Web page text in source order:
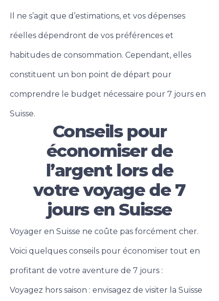
Il ne s’agit que d’estimations, et vos dépenses
réelles dépendront de vos préférences et
habitudes de consommation. Cependant, elles
constituent un bon point de départ pour
comprendre le budget nécessaire pour 7 jours en
Suisse.
Conseils pour
économiser de
l’argent lors de
votre voyage de 7
jours en Suisse
Voyager en Suisse ne coûte pas forcément cher.
Voici quelques conseils pour économiser tout en
profitant de votre aventure de 7 jours :
Voyagez hors saison : envisagez de visiter la Suisse